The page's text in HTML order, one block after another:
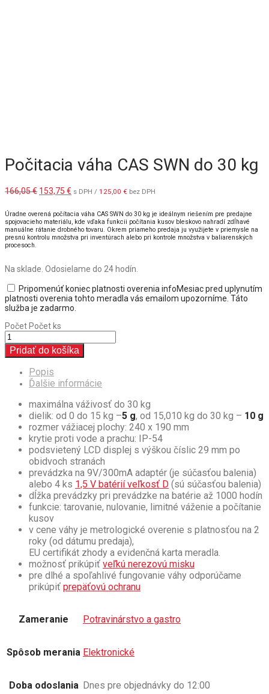
Počitacia váha CAS SWN do 30 kg
166,05€ Pôvodná
bola:
166,05 €.
153,75 € Aktuálna
je:
153,75 €.
s DPH / 125,00 € bez DPH
Úradne overená počítacia váha CAS SWN do 30 kg je ideálnym riešením pre predajne
spojovacieho materiálu, kde vďaka funkcii počítania kusov bleskovo nahradí zdĺhavé
manuálne rátanie drobného tovaru. Okrem priameho predaja ju využijete v priemysle na
presnú kontrolu množstva pri inventúrach alebo pri kontrole množstva v baliarenských
procesoch.
Na sklade. Odosielame do 24 hodín.
Pripomenúť koniec platnosti overeniainfoMesiac pred uplynutím
platnosti overenia tohto meradla vás emailom upozorníme. Táto
služba je zadarmo.
Počet Počet ks
Pridať do košíka
Popis
Ďalšie informácie
maximálna váživosť do 30 kg
dielik: od 0 do 15 kg –5 g, od 15,010 kg do 30 kg – 10 g
rozmer vážiacej plochy: 240 x 190 mm
krytie proti vode a prachu: IP-54
podsvietený LCD displej s výškou číslic 29 mm po
obidvoch stranách
prevádzka na 9V/300mA adaptér (je súčasťou balenia)
alebo 4 ks 1,5 V batérií veľkosť D (sú súčasťou balenia)
dĺžka prevádzky pri prevádzke na batérie až 1000 hodín
funkcie: tarovanie, nulovanie, limitné váženie a počítanie
kusov
v cene váhy je metrologické overenie s platnosťou na 2
roky (od dátumu predaja),
EU certifikát zhody a evidenčná karta meradla.
možnosť prikúpiť veľkú nerezovú misku
pre dlhé a spoľahlivé fungovanie váhy odporúčame
prikúpiť prepäťovú ochranu
Zameranie Potravinárstvo a gastro
Spôsob merania Elektronické
Doba odoslania Dnes pre objednávky do 12:00